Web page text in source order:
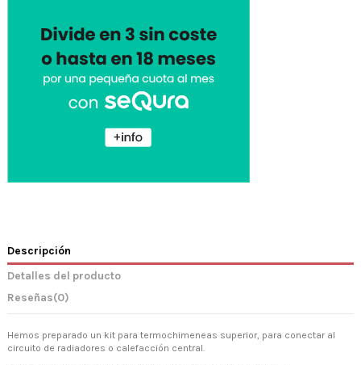
Descripción
Detalles del producto
Reseñas(0)
Hemos preparado un kit para termochimeneas superior, para conectar al
circuito de radiadores o calefacción central.